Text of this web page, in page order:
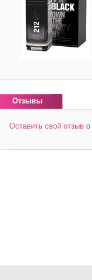
Отзывы
Оставить свой отзыв о